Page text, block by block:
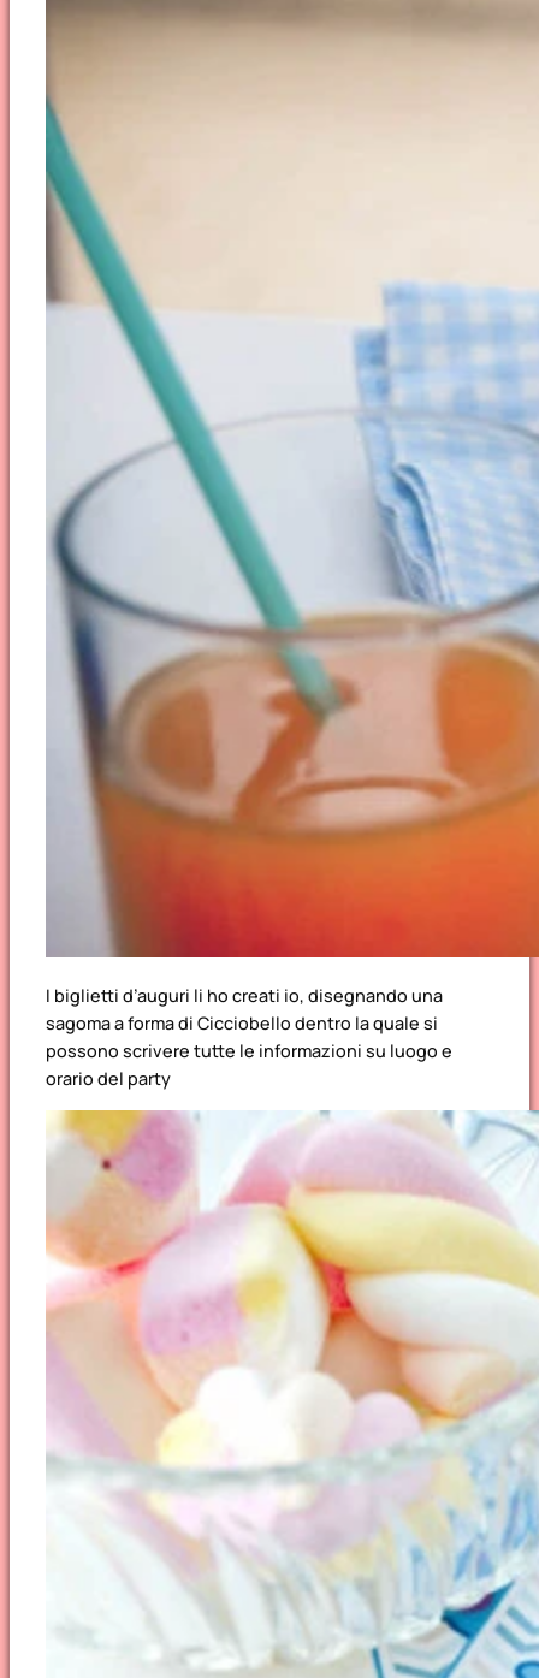
I biglietti d’auguri li ho creati io, disegnando una
sagoma a forma di Cicciobello dentro la quale si
possono scrivere tutte le informazioni su luogo e
orario del party